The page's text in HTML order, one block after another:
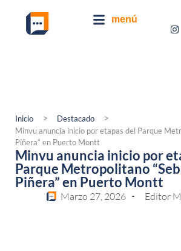
menú
Inicio > Destacado >
Minvu anuncia inicio por etapas del Parque
Piñera” en Puerto Montt
Minvu anuncia inicio por
Parque Metropolitano
Piñera” en Puerto Montt
Marzo 27, 2026 Editor